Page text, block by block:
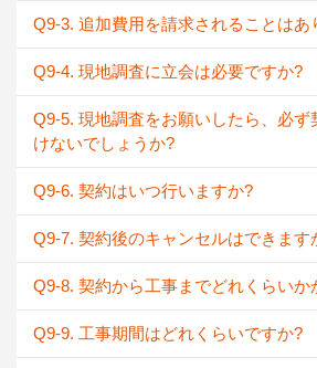
Q9-3. 追加費用を請求されることはあ
Q9-4. 現地調査に立会は必要ですか?
Q9-5. 現地調査をお願いしたら、必ず
けないでしょうか?
Q9-6. 契約はいつ行いますか?
Q9-7. 契約後のキャンセルはできます
Q9-8. 契約から工事までどれくらいか
Q9-9. 工事期間はどれくらいですか?